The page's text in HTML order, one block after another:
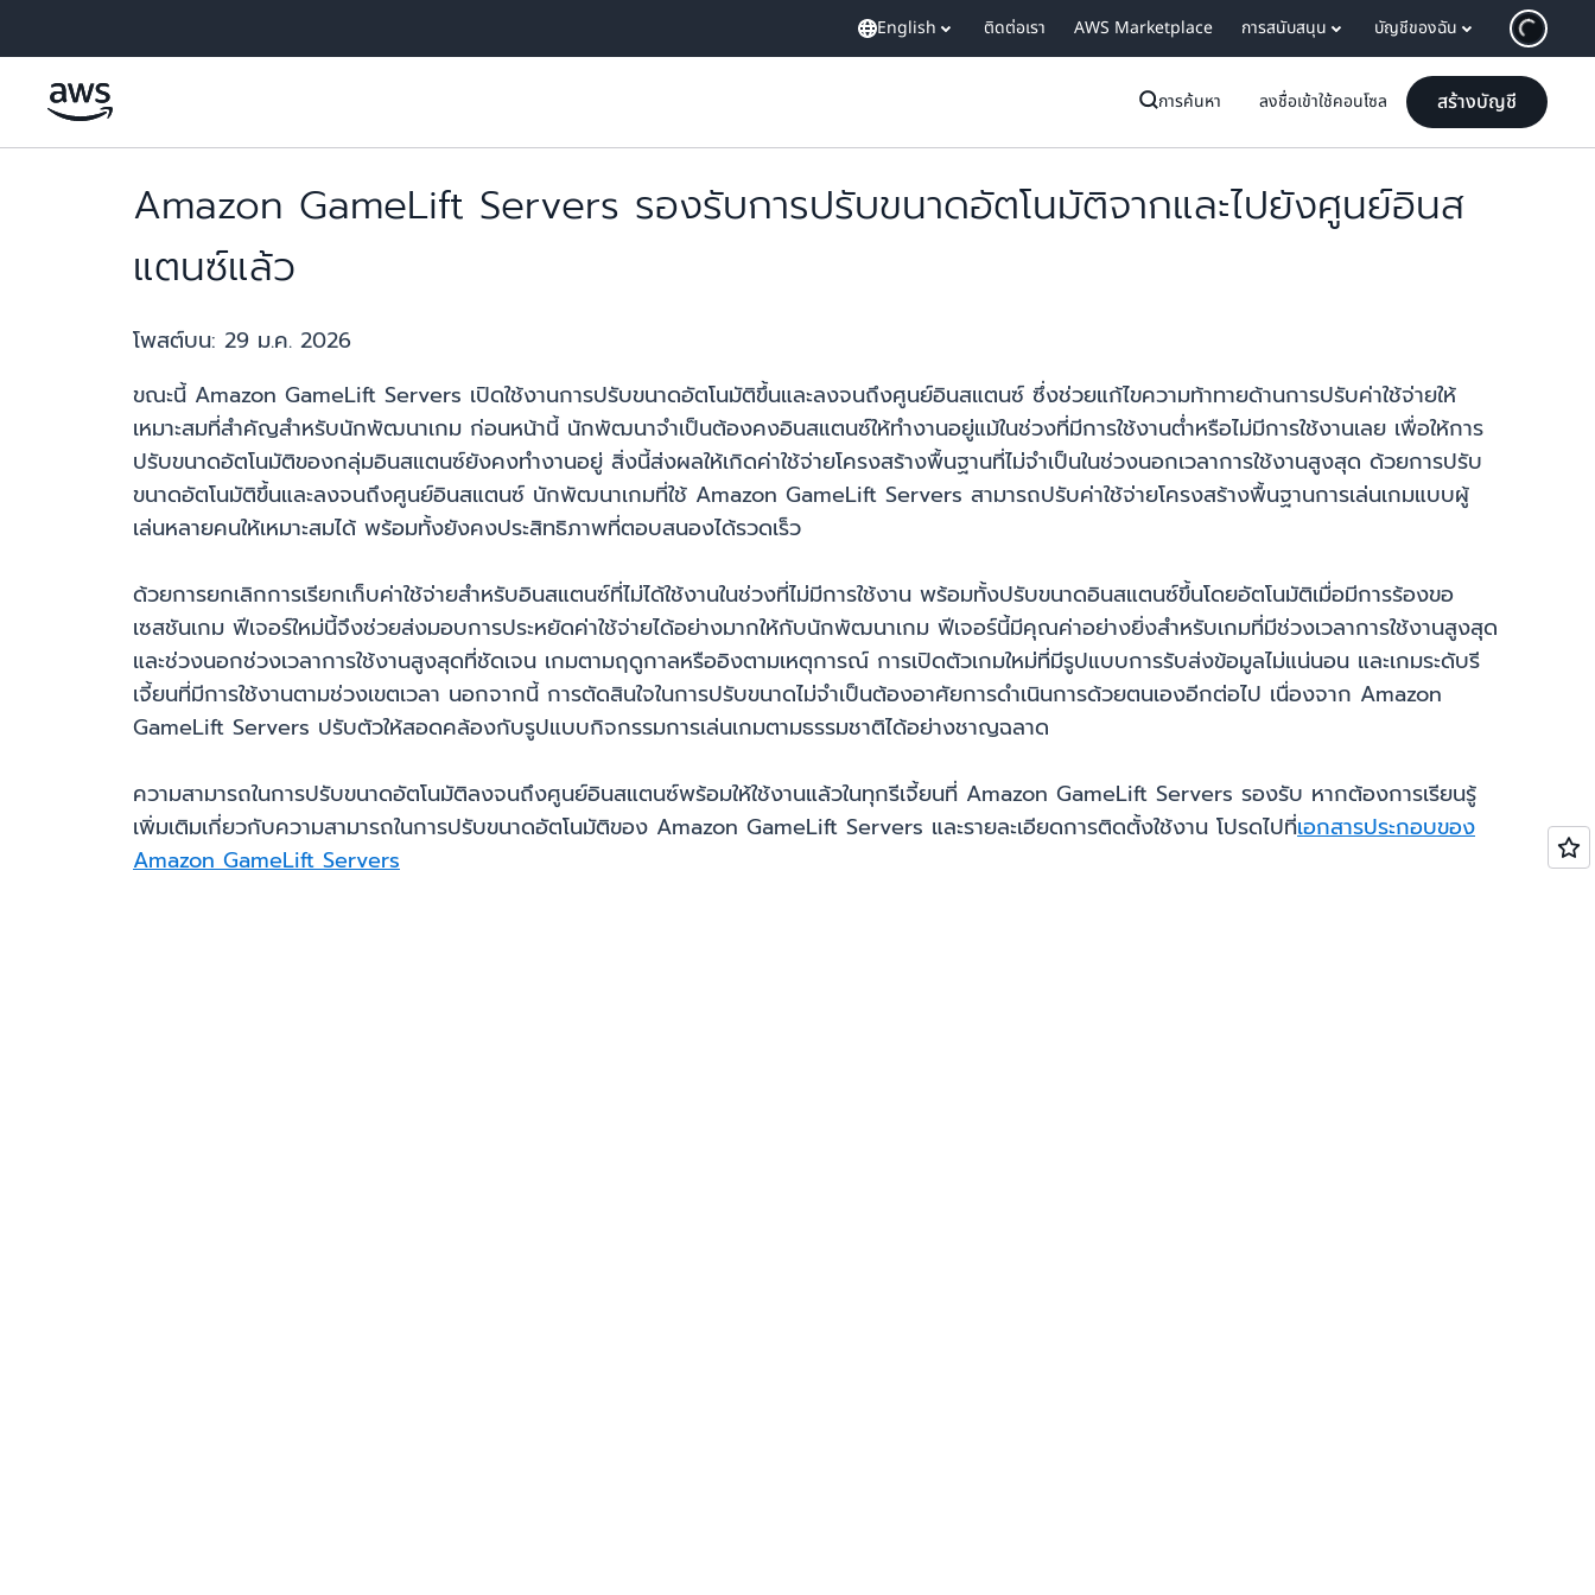
English ติดต่อเรา AWS Marketplace การสนับสนุน บัญชีของฉัน
การค้นหา ลงชื่อเข้าใช้คอนโซล สร้างบัญชี
Amazon GameLift Servers รองรับการปรับขนาดอัตโนมัติจากและไปยังศูนย์อินส
แตนซ์แล้ว
โพสต์บน: 29 ม.ค. 2026
ขณะนี้ Amazon GameLift Servers เปิดใช้งานการปรับขนาดอัตโนมัติขึ้นและลงจนถึงศูนย์อินสแตนซ์ ซึ่งช่วยแก้ไขความท้าทายด้านการปรับค่าใช้จ่ายให้
เหมาะสมที่สำคัญสำหรับนักพัฒนาเกม ก่อนหน้านี้ นักพัฒนาจำเป็นต้องคงอินสแตนซ์ให้ทำงานอยู่แม้ในช่วงที่มีการใช้งานต่ำหรือไม่มีการใช้งานเลย เพื่อให้การ
ปรับขนาดอัตโนมัติของกลุ่มอินสแตนซ์ยังคงทำงานอยู่ สิ่งนี้ส่งผลให้เกิดค่าใช้จ่ายโครงสร้างพื้นฐานที่ไม่จำเป็นในช่วงนอกเวลาการใช้งานสูงสุด ด้วยการปรับ
ขนาดอัตโนมัติขึ้นและลงจนถึงศูนย์อินสแตนซ์ นักพัฒนาเกมที่ใช้ Amazon GameLift Servers สามารถปรับค่าใช้จ่ายโครงสร้างพื้นฐานการเล่นเกมแบบผู้
เล่นหลายคนให้เหมาะสมได้ พร้อมทั้งยังคงประสิทธิภาพที่ตอบสนองได้รวดเร็ว
ด้วยการยกเลิกการเรียกเก็บค่าใช้จ่ายสำหรับอินสแตนซ์ที่ไม่ได้ใช้งานในช่วงที่ไม่มีการใช้งาน พร้อมทั้งปรับขนาดอินสแตนซ์ขึ้นโดยอัตโนมัติเมื่อมีการร้องขอ
เซสชันเกม ฟีเจอร์ใหม่นี้จึงช่วยส่งมอบการประหยัดค่าใช้จ่ายได้อย่างมากให้กับนักพัฒนาเกม ฟีเจอร์นี้มีคุณค่าอย่างยิ่งสำหรับเกมที่มีช่วงเวลาการใช้งานสูงสุด
และช่วงนอกช่วงเวลาการใช้งานสูงสุดที่ชัดเจน เกมตามฤดูกาลหรืออิงตามเหตุการณ์ การเปิดตัวเกมใหม่ที่มีรูปแบบการรับส่งข้อมูลไม่แน่นอน และเกมระดับรี
เจี้ยนที่มีการใช้งานตามช่วงเขตเวลา นอกจากนี้ การตัดสินใจในการปรับขนาดไม่จำเป็นต้องอาศัยการดำเนินการด้วยตนเองอีกต่อไป เนื่องจาก Amazon
GameLift Servers ปรับตัวให้สอดคล้องกับรูปแบบกิจกรรมการเล่นเกมตามธรรมชาติได้อย่างชาญฉลาด
ความสามารถในการปรับขนาดอัตโนมัติลงจนถึงศูนย์อินสแตนซ์พร้อมให้ใช้งานแล้วในทุกรีเจี้ยนที่ Amazon GameLift Servers รองรับ หากต้องการเรียนรู้
เพิ่มเติมเกี่ยวกับความสามารถในการปรับขนาดอัตโนมัติของ Amazon GameLift Servers และรายละเอียดการติดตั้งใช้งาน โปรดไปที่เอกสารประกอบของ
Amazon GameLift Servers